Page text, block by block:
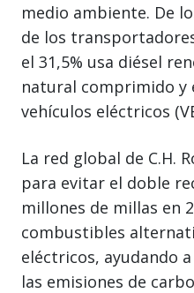
medio ambiente. De
de los
el 31,5% usa diésel
natural comprimido y
vehículos eléctricos
La red global de C.H.
para evitar el doble
millones de millas en
combustibles
eléctricos, ayudando
las emisiones de